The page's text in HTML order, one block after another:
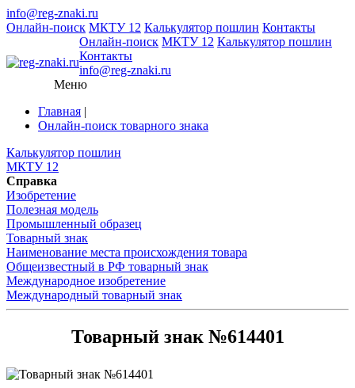
info@reg-znaki.ru
Онлайн-поиск МКТУ 12 Калькулятор пошлин Контакты
Онлайн-поиск МКТУ 12 Калькулятор пошлин
Контакты
info@reg-znaki.ru
Меню
Главная |
Онлайн-поиск товарного знака
Калькулятор пошлин
МКТУ 12
Справка
Изобретение
Полезная модель
Промышленный образец
Товарный знак
Наименование места происхождения товара
Общеизвестный в РФ товарный знак
Международное изобретение
Международный товарный знак
Товарный знак №614401